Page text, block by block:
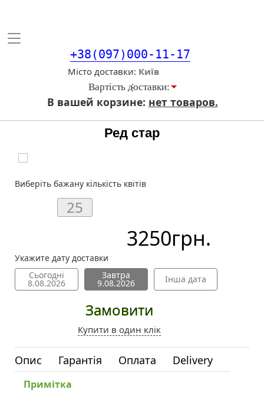
Toggle
+38(097)000-11-17
Місто доставки
Вартiсть доставки:
В вашей корзине: нет товаров.
Ред стар
Виберіть бажану кількість квітів
3250грн.
Укажите дату доставки
Сьогодні
8.08.2026
Завтра
9.08.2026 Інша дата
Замовити
Купити в один клік
Опис Гарантія Оплата Delivery
Примітка